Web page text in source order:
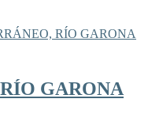
GARONA